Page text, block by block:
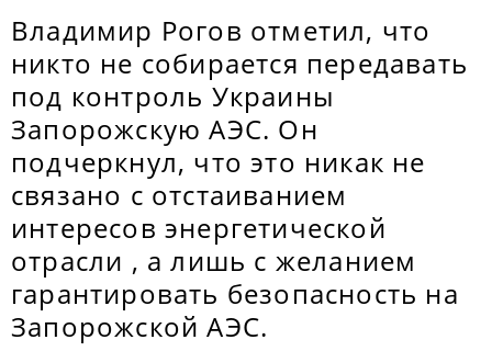
Владимир Рогов отметил, что
никто не собирается передавать
под контроль Украины
Запорожскую АЭС. Он
подчеркнул, что это никак не
связано с отстаиванием
интересов энергетической
отрасли , а лишь с желанием
гарантировать безопасность на
Запорожской АЭС.